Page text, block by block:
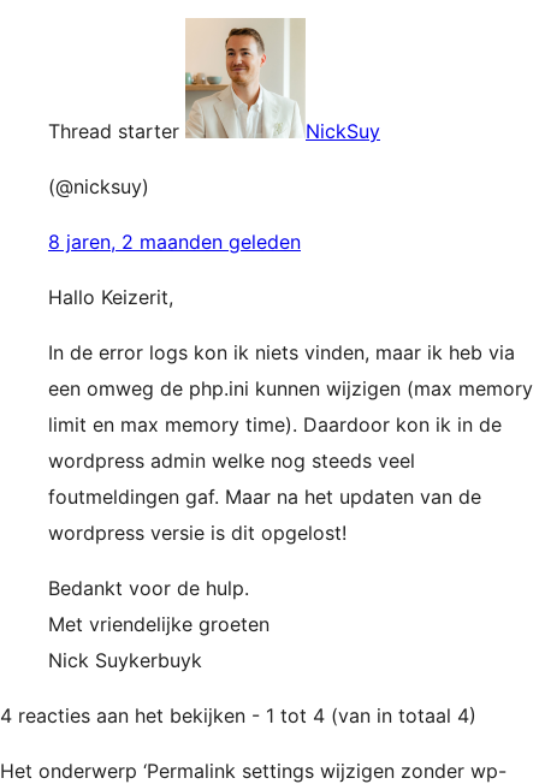
Thread starter NickSuy
(@nicksuy)
8 jaren, 2 maanden geleden
Hallo Keizerit,
In de error logs kon ik niets vinden, maar ik heb via
een omweg de php.ini kunnen wijzigen (max memory
limit en max memory time). Daardoor kon ik in de
wordpress admin welke nog steeds veel
foutmeldingen gaf. Maar na het updaten van de
wordpress versie is dit opgelost!
Bedankt voor de hulp.
Met vriendelijke groeten
Nick Suykerbuyk
4 reacties aan het bekijken - 1 tot 4 (van in totaal 4)
Het onderwerp ‘Permalink settings wijzigen zonder wp-